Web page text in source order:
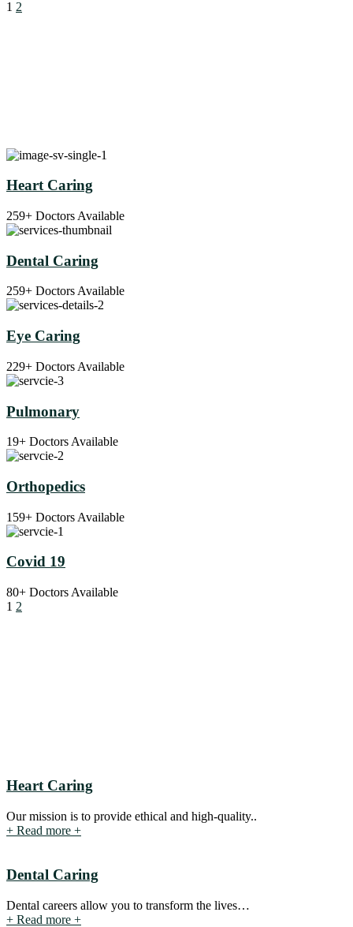
1 2
Heart Caring
259+ Doctors Available
Dental Caring
259+ Doctors Available
Eye Caring
229+ Doctors Available
Pulmonary
19+ Doctors Available
Orthopedics
159+ Doctors Available
Covid 19
80+ Doctors Available
1 2
Heart Caring
Our mission is to provide ethical and high-quality..
+ Read more +
Dental Caring
Dental careers allow you to transform the lives…
+ Read more +